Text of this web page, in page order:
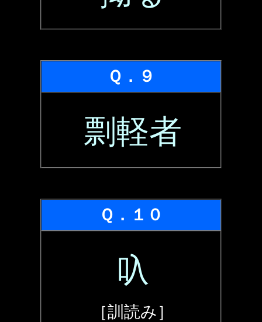
Ｑ．９
剽軽者
Ｑ．１０
叺
［訓読み］